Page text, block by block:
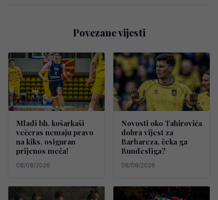
Povezane vijesti
Mladi bh. košarkaši
večeras nemaju pravo
na kiks, osiguran
prijenos meča!
08/08/2026
Novosti oko Tahirovića
dobra vijest za
Barbareza, čeka ga
Bundesliga?
08/08/2026